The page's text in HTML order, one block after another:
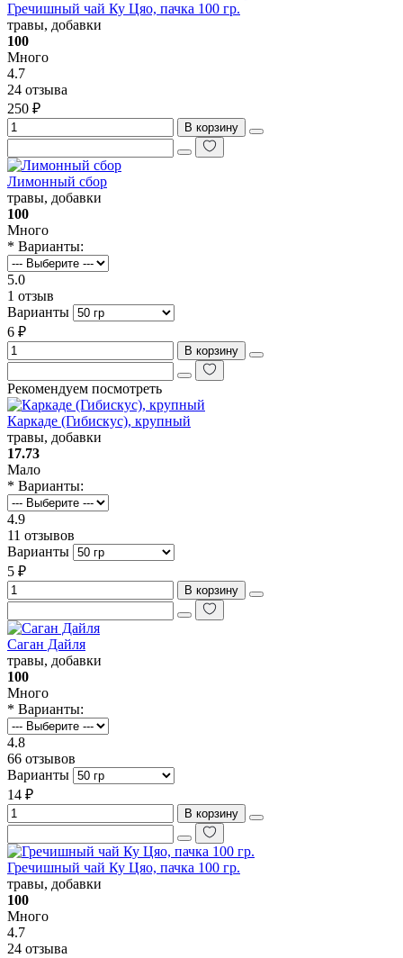
Гречишный чай Ку Цяо, пачка 100 гр.
травы, добавки
100
Много
4.7
24 отзыва
250 ₽
В корзину
Лимонный сбор
травы, добавки
100
Много
* Варианты:
5.0
1 отзыв
Варианты
6 ₽
В корзину
Рекомендуем посмотреть
Каркаде (Гибискус), крупный
травы, добавки
17.73
Мало
* Варианты:
4.9
11 отзывов
Варианты
5 ₽
В корзину
Саган Дайля
травы, добавки
100
Много
* Варианты:
4.8
66 отзывов
Варианты
14 ₽
В корзину
Гречишный чай Ку Цяо, пачка 100 гр.
травы, добавки
100
Много
4.7
24 отзыва